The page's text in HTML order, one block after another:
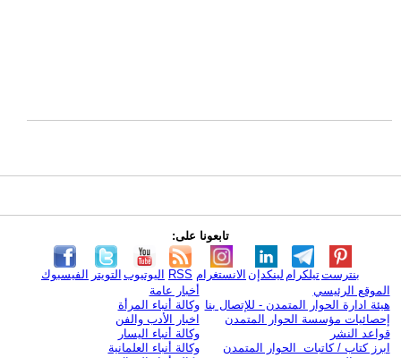
تابعونا على:
الفيسبوك التويتر اليوتيوب RSS الانستغرام لينكدإن تيلكرامبنترست
الموقع الرئيسي
هيئة ادارة الحوار المتمدن - للإتصال بنا
إحصائيات مؤسسة الحوار المتمدن
قواعد النشر
ابرز كتاب / كاتبات الحوار المتمدن
أخبار عامة
وكالة أنباء المرأة
اخبار الأدب والفن
وكالة أنباء اليسار
وكالة أنباء العلمانية